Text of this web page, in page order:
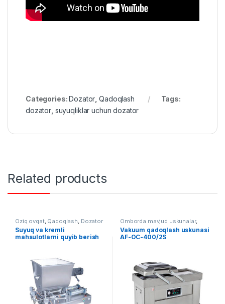
Categories:Dozator ,Qadoqlash
Tags:
dozator suyuqliklar uchun dozator
Related products
Oziq ovqat, Qadoqlash Dozator
Suyuq va kremli
mahsulotlarni quyib berish
Omborda mavjud uskunalar,
Qadoqlash Vakuum qadoqlash
Vakuum qadoqlash uskunasi
AF-OC-400/2S